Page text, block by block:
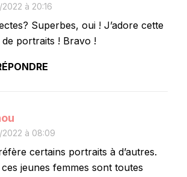
à 20:16
Superbes, oui ! J’adore cette
de portraits ! Bravo !
2022 à 08:09
certains portraits à d’autres.
ces jeunes femmes sont toutes